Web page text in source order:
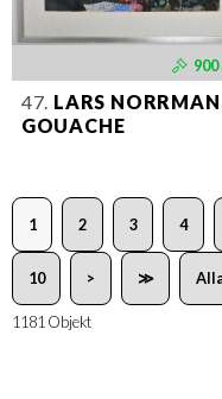
47. LARS
GOUACHE
1 2 3 4
10 > ≫
1181 Objekt